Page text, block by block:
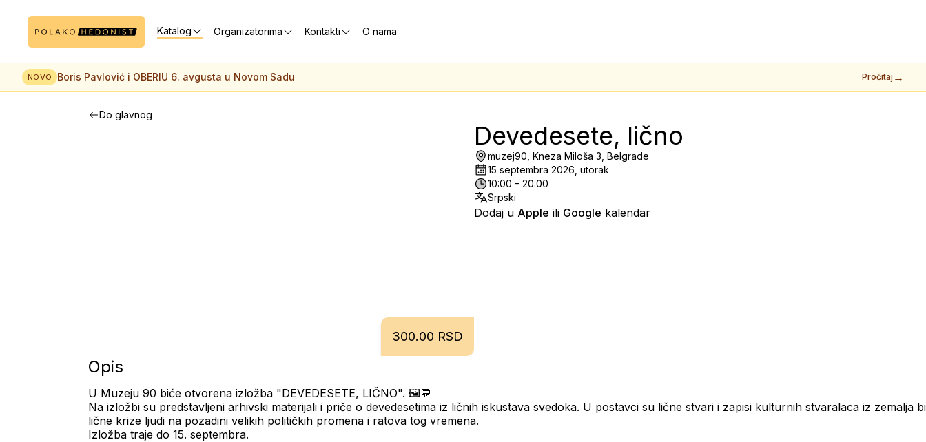
Katalog Organizatorima Kontakti O nama
NOVO Boris Pavlović i OBERIU 6. avgusta u Novom Sadu Pročitaj →
Do glavnog
300.00 RSD
Devedesete, lično
muzej90, Kneza Miloša 3, Belgrade
15 septembra 2026, utorak
10:00 – 20:00
Srpski
Dodaj u Apple ili Google kalendar
Opis
U Muzeju 90 biće otvorena izložba "DEVEDESETE, LIČNO". 🖼💬
Na izložbi su predstavljeni arhivski materijali i priče o devedesetima iz ličnih iskustava svedoka. U postavci su lične stvari i zapisi kulturnih stvaralaca iz
lične krize ljudi na pozadini velikih političkih promena i ratova tog vremena.
Izložba traje do 15. septembra.